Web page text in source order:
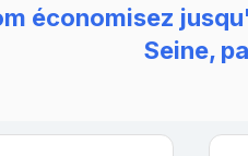
économisez
Seine,